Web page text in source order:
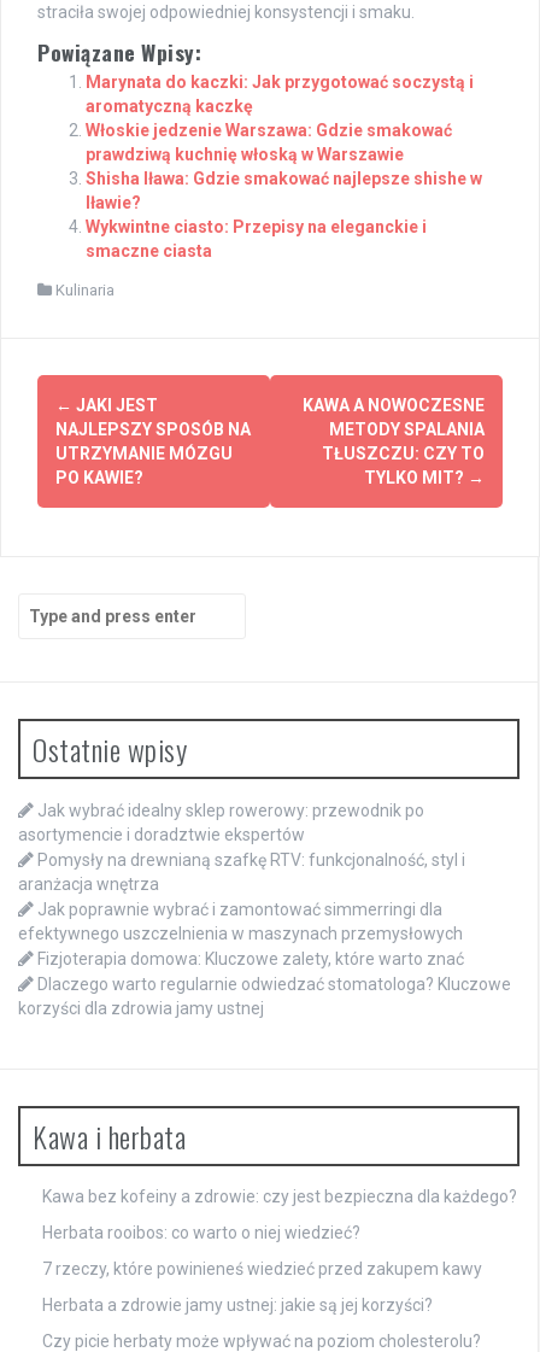
straciła swojej odpowiedniej konsystencji i smaku.
Powiązane Wpisy:
Marynata do kaczki: Jak przygotować soczystą i
aromatyczną kaczkę
Włoskie jedzenie Warszawa: Gdzie smakować
prawdziwą kuchnię włoską w Warszawie
Shisha Iława: Gdzie smakować najlepsze shishe w
Iławie?
Wykwintne ciasto: Przepisy na eleganckie i
smaczne ciasta
Kulinaria
Post
navigation
← JAKI JEST
NAJLEPSZY SPOSÓB NA
UTRZYMANIE MÓZGU
PO KAWIE?
KAWA A NOWOCZESNE
METODY SPALANIA
TŁUSZCZU: CZY TO
TYLKO MIT? →
for:
Ostatnie wpisy
Jak wybrać idealny sklep rowerowy: przewodnik po
asortymencie i doradztwie ekspertów
Pomysły na drewnianą szafkę RTV: funkcjonalność, styl i
aranżacja wnętrza
Jak poprawnie wybrać i zamontować simmerringi dla
efektywnego uszczelnienia w maszynach przemysłowych
Fizjoterapia domowa: Kluczowe zalety, które warto znać
Dlaczego warto regularnie odwiedzać stomatologa? Kluczowe
korzyści dla zdrowia jamy ustnej
Kawa i herbata
Kawa bez kofeiny a zdrowie: czy jest bezpieczna dla każdego?
Herbata rooibos: co warto o niej wiedzieć?
7 rzeczy, które powinieneś wiedzieć przed zakupem kawy
Herbata a zdrowie jamy ustnej: jakie są jej korzyści?
Czy picie herbaty może wpływać na poziom cholesterolu?